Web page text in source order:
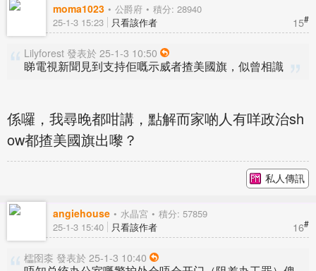
moma1023 公爵府 積分: 28940
15#
25-1-3 15:23 只看該作者
Lilyforest 發表於 25-1-3 10:50
睇電視新聞見到支持佢嘅示威者揸美國旗，似曾相識
係囉，我尋晚都咁講，點解而家啲人有咩政治sh
ow都揸美國旗出嚟？
私人傳訊
angiehouse 水晶宮 積分: 57859
16#
25-1-3 15:40 只看該作者
櫺囹桼 發表於 25-1-3 10:40